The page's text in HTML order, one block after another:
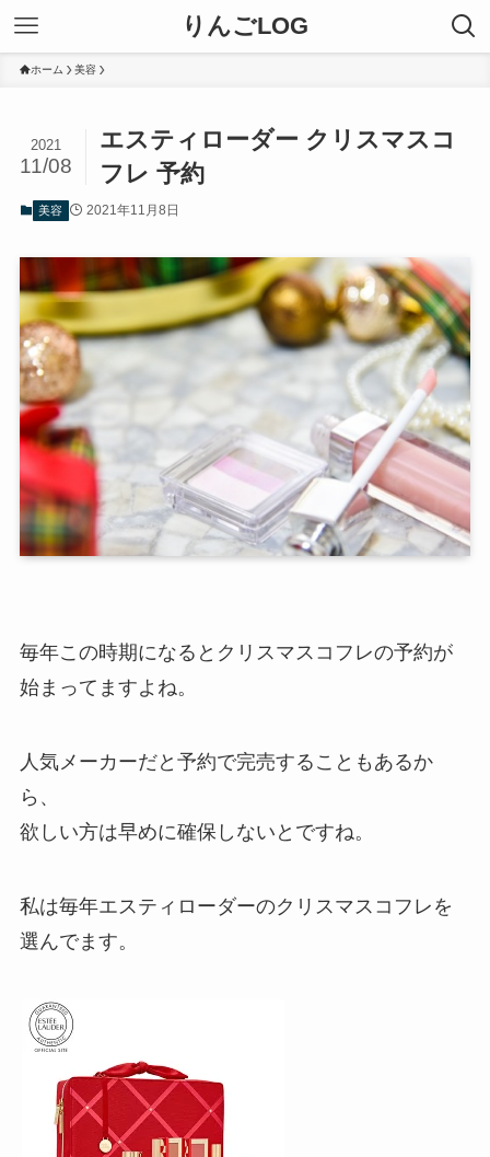
りんごLOG
ホーム 美容
エスティローダー クリスマスコ
フレ 予約
2021
11/08
美容 2021年11月8日
毎年この時期になるとクリスマスコフレの予約が
始まってますよね。
人気メーカーだと予約で完売することもあるか
ら、
欲しい方は早めに確保しないとですね。
私は毎年エスティローダーのクリスマスコフレを
選んでます。